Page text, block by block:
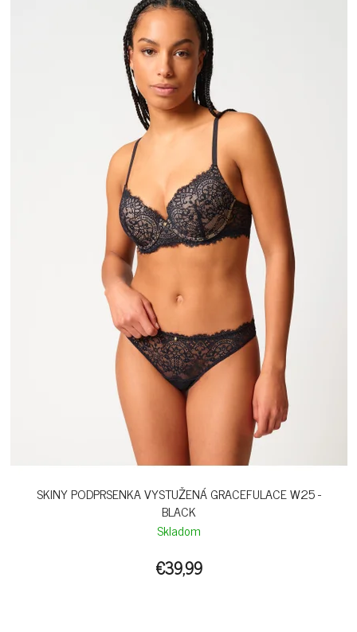
SKINY PODPRSENKA VYSTUŽENÁ GRACEFULACE W25 -
BLACK
Skladom
€39,99